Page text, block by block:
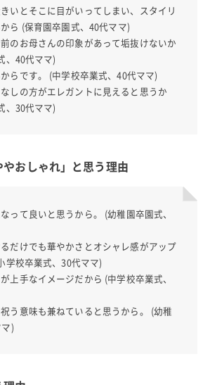
いとそこに目がいってしまい、スタイリ
ら (保育園卒園式、40代ママ)
のお母さんの印象があって垢抜けないか
、40代ママ)
らです。 (中学校卒業式、40代ママ)
しの方がエレガントに見えると思うか
、30代ママ)
やおしゃれ」と思う理由
って良いと思うから。 (幼稚園卒園式、
だけでも華やかさとオシャレ感がアップ
学校卒業式、30代ママ)
上手なイメージだから (中学校卒業式、
う意味も兼ねていると思うから。 (幼稚
)